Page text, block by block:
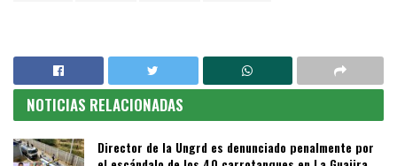
NOTICIAS RELACIONADAS
Director de la Ungrd es denunciado penalmente por